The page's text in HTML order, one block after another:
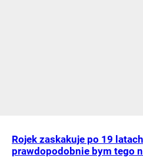
Rojek zaskakuje po 19
prawdopodobnie bym tego